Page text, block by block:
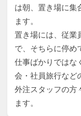
は朝、置き場に集
ます。
置き場には、従業
で、そちらに停め
仕事ばかりではな
会・社員旅行など
外注スタッフの方
ます。